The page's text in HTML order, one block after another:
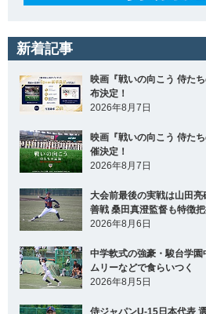
新着記事
映画『戦いの向こう 侍た
布決定！
2026年8月7日
映画『戦いの向こう 侍た
催決定！
2026年8月7日
大会前最後の実戦は山田
善戦 桑田真澄監督も特徴
2026年8月6日
中学軟式の強豪・駿台学
ムリーなどで食らいつく
2026年8月5日